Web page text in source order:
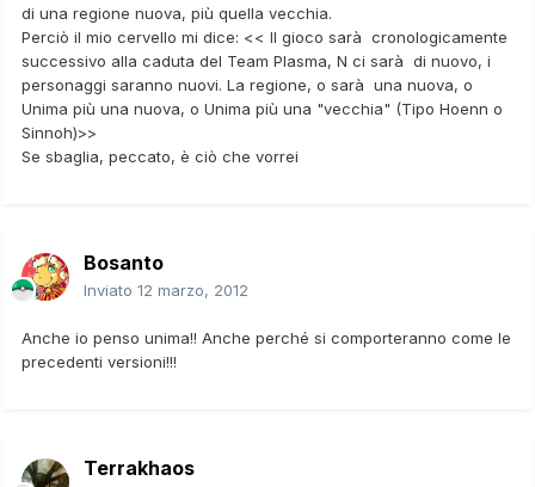
di una regione nuova, più quella vecchia.
Perciò il mio cervello mi dice: << Il gioco sarà cronologicamente
successivo alla caduta del Team Plasma, N ci sarà di nuovo, i
personaggi saranno nuovi. La regione, o sarà una nuova, o
Unima più una nuova, o Unima più una "vecchia" (Tipo Hoenn o
Sinnoh)>>
Se sbaglia, peccato, è ciò che vorrei
Bosanto
Inviato 12 marzo, 2012
Anche io penso unima!! Anche perché si comporteranno come le
precedenti versioni!!!
Terrakhaos